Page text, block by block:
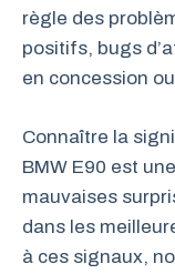
règle des
positifs, bugs
en concession
Connaître la
BMW E90 est
mauvaises
dans les
à ces signaux,